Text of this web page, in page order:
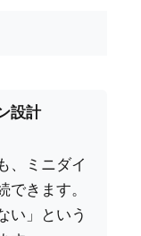
設計
、ミニダイ
できます。
い」という